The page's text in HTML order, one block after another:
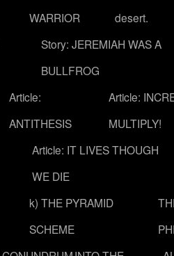
WARRIOR
desert.
Story: JEREMIAH WAS A
BULLFROG
Article:
ANTITHESIS
Article:
MULTIPLY!
Article: IT LIVES THOUGH
WE DIE
k) THE PYRAMID
SCHEME